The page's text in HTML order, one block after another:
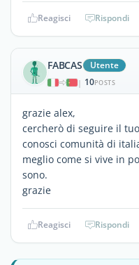
Reagisci Rispondi
FABCAS Utente
| 10POSTS
grazie alex,
cercherò di seguire il
conosci comunità di
meglio come si vive in
sono.
grazie
Reagisci Rispondi